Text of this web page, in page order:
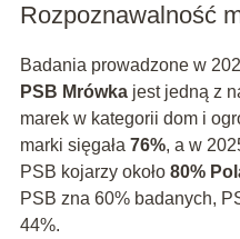
Rozpoznawalność
Badania prowadzone w
PSB Mrówkajest jedną z
marek w kategorii dom i
marki sięgała 76%, a w
PSB kojarzy około 80%
PSB zna 60% badanych,
44%.